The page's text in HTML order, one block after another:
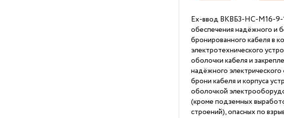
Ех-ввод ВКВБ3-НС-M16-9-
обеспечения надёжного и
бронированного кабеля в
электротехнического
оболочки кабеля и
надёжного
брони кабеля и корпуса
оболочкой
(кроме подземных
строений), опасных по